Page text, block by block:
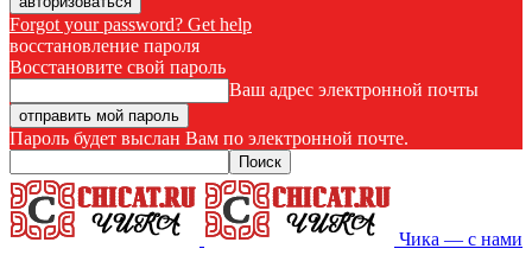
Forgot your password? Get help
восстановление пароля
Восстановите свой пароль
Ваш адрес электронной почты
Пароль будет выслан Вам по электронной почте.
Чика — с нами